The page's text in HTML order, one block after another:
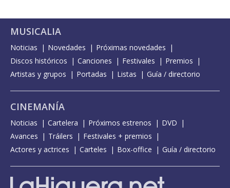
MUSICALIA
Noticias Novedades
Próximas novedades
Discos históricos
Canciones Festivales
Premios
Artistas y grupos
Portadas Listas Guía / directorio
CINEMANÍA
Noticias Cartelera Próximos estrenos
DVD
Avances
Tráilers
Festivales + premios
Actores y actrices
Carteles Box-office Guía / directorio